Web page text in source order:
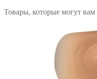
Товары, которые могут вам